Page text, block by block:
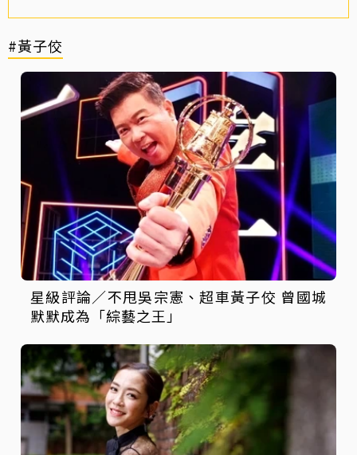
#黃子佼
星級評論／不甩吳宗憲、超車黃子佼 曾國城
默默成為「綜藝之王」